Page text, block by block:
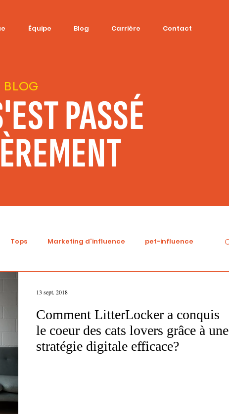
Équipe Blog Carrière Contact
BLOG
PASSÉ
Tops Marketing d'influence pet-influence
Influence Trend Food horreur
Comment LitterLocker a conquis
le coeur des cats lovers grâce à une
stratégie digitale efficace?
13 sept. 2018